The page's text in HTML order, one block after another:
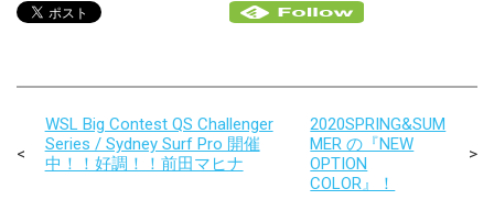
WSL Big Contest QS Challenger
Series / Sydney Surf Pro 開催
中！！好調！！前田マヒナ
2020SPRING&SUM
MER の『NEW
OPTION
COLOR』！